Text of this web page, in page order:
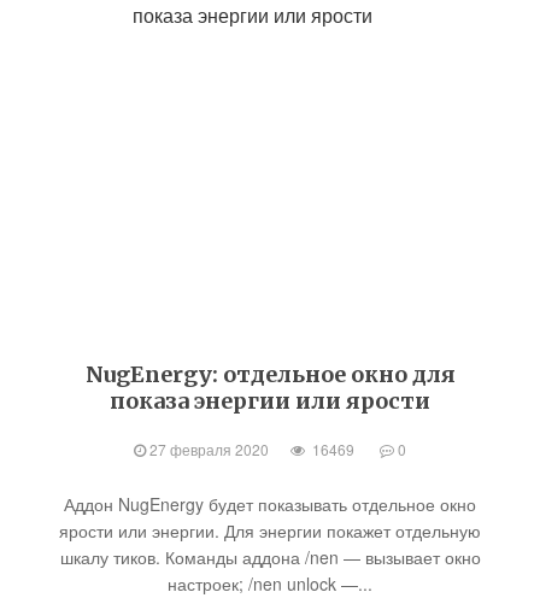
NugEnergy: отдельное окно для
показа энергии или ярости
27 февраля 2020 16469 0
Аддон NugEnergy будет показывать отдельное окно
ярости или энергии. Для энергии покажет отдельную
шкалу тиков. Команды аддона /nen — вызывает окно
настроек; /nen unlock —...